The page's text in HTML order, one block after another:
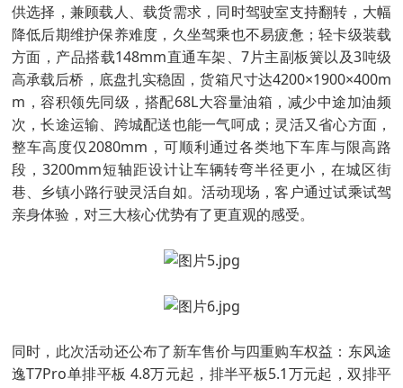
供选择，兼顾载人、载货需求，同时驾驶室支持翻转，大幅
降低后期维护保养难度，久坐驾乘也不易疲惫；轻卡级装载
方面，产品搭载148mm直通车架、7片主副板簧以及3吨级
高承载后桥，底盘扎实稳固，货箱尺寸达4200×1900×400m
m，容积领先同级，搭配68L大容量油箱，减少中途加油频
次，长途运输、跨城配送也能一气呵成；灵活又省心方面，
整车高度仅2080mm，可顺利通过各类地下车库与限高路
段，3200mm短轴距设计让车辆转弯半径更小，在城区街
巷、乡镇小路行驶灵活自如。活动现场，客户通过试乘试驾
亲身体验，对三大核心优势有了更直观的感受。
同时，此次活动还公布了新车售价与四重购车权益：东风途
逸T7Pro单排平板 4.8万元起，排半平板5.1万元起，双排平